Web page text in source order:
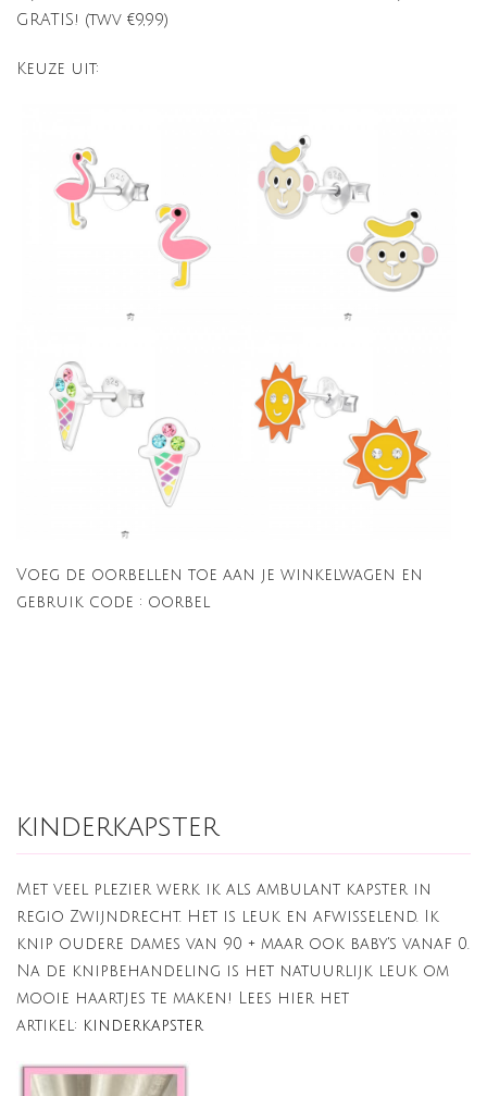
GRATIS! (twv €9,99)
Keuze uit:
Voeg de oorbellen toe aan je winkelwagen en
gebruik code : oorbel
kinderkapster
Met veel plezier werk ik als ambulant kapster in
regio Zwijndrecht. Het is leuk en afwisselend. Ik
knip oudere dames van 90 + maar ook baby's vanaf 0.
Na de knipbehandeling is het natuurlijk leuk om
mooie haartjes te maken! Lees hier het
artikel: kinderkapster